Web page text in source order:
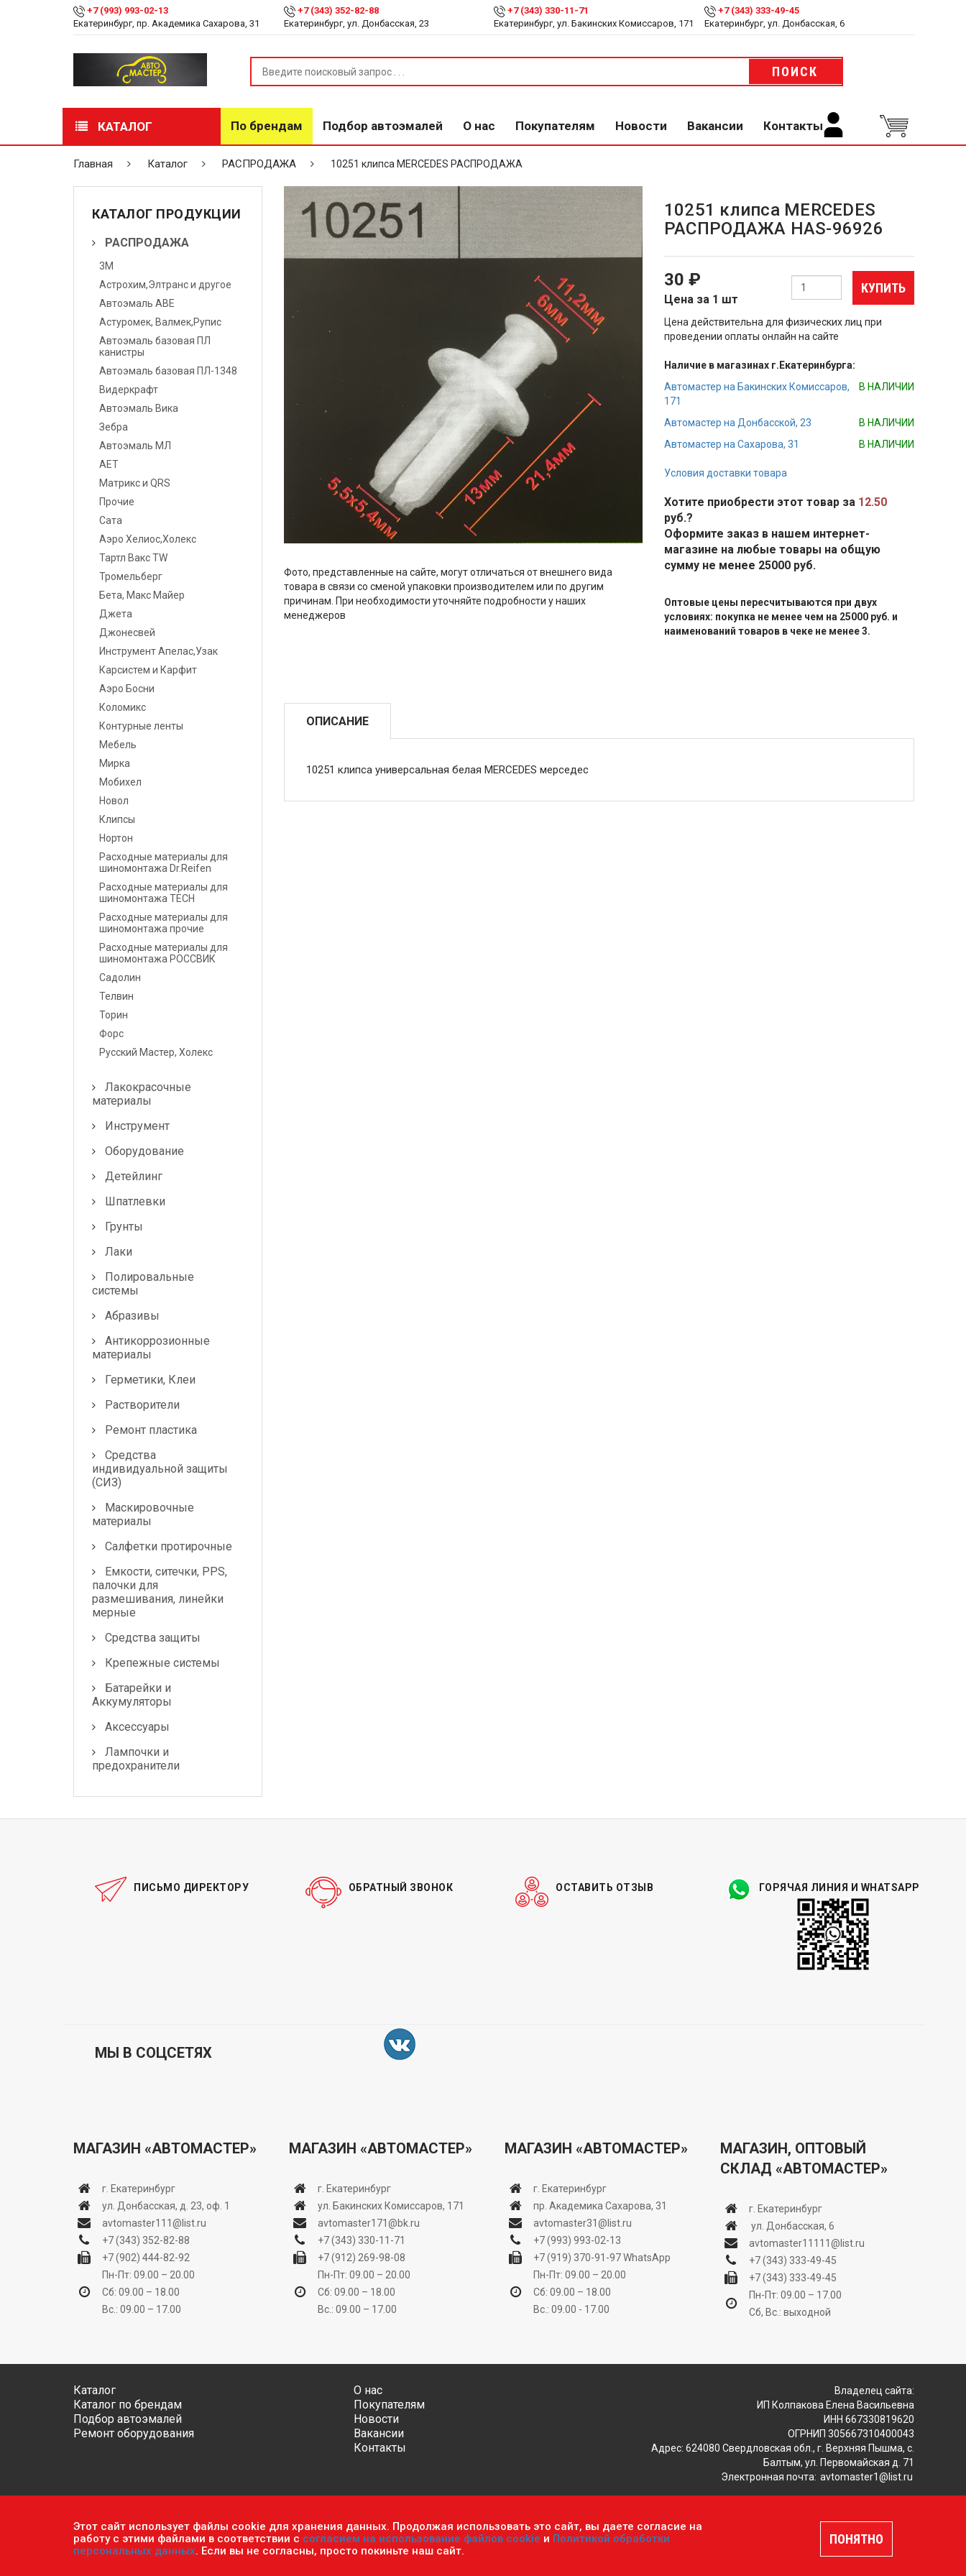
+7 (993) 993-02-13
Екатеринбург, пр. Академика Сахарова, 31
+7 (343) 352-82-88
Екатеринбург, ул. Донбасская, 23
+7 (343) 330-11-71
Екатеринбург, ул. Бакинских Комиссаров, 171
+7 (343) 333-49-45
Екатеринбург, ул. Донбасская, 6
ПОИСК
КАТАЛОГ По брендам Подбор автоэмалей О нас Покупателям Новости Вакансии Контакты
РАСПРОДАЖА
Лакокрасочные
материалы
Инструмент
Оборудование
Полировальные системы
Антикоррозионные
Герметики, Клеи
Растворители
Ремонт пластика
Средства индивидуальной
защиты (СИЗ)
Маскировочные
Салфетки протирочные
Емкости, ситечки, PPS,
палочки для
размешивания, линейки
Средства защиты
Крепежные системы
Батарейки и
Аккумуляторы
Аксессуары
Лампочки и
предохранители
Главная Каталог РАСПРОДАЖА 10251 клипса MERCEDES РАСПРОДАЖА
КАТАЛОГ ПРОДУКЦИИ
РАСПРОДАЖА
3М
Астрохим,Элтранс и другое
Автоэмаль АВЕ
Астуромек, Валмек,Рупис
Автоэмаль базовая ПЛ
канистры
Автоэмаль базовая ПЛ-1348
Видеркрафт
Автоэмаль Вика
Зебра
Автоэмаль МЛ
АЕТ
Матрикс и QRS
Прочие
Сата
Аэро Хелиос,Холекс
Тартл Вакс TW
Тромельберг
Бета, Макс Майер
Джета
Джонесвей
Инструмент Апелас,Узак
Карсистем и Карфит
Аэро Босни
Коломикс
Контурные ленты
Мебель
Мирка
Мобихел
Новол
Клипсы
Нортон
Расходные материалы для
шиномонтажа Dr.Reifen
Расходные материалы для
шиномонтажа TECH
Расходные материалы для
шиномонтажа прочие
Расходные материалы для
шиномонтажа РОССВИК
Садолин
Телвин
Торин
Форс
Русский Мастер, Холекс
Лакокрасочные
материалы
Инструмент
Оборудование
Детейлинг
Шпатлевки
Грунты
Лаки
Полировальные
системы
Абразивы
Антикоррозионные
материалы
Герметики, Клеи
Растворители
Ремонт пластика
Средства
индивидуальной защиты
(СИЗ)
Маскировочные
материалы
Салфетки протирочные
Емкости, ситечки, PPS,
палочки для
размешивания, линейки
мерные
Средства защиты
Крепежные системы
Батарейки и
Аккумуляторы
Аксессуары
Лампочки и
предохранители
Фото, представленные на сайте, могут отличаться от внешнего вида
товара в связи со сменой упаковки производителем или по другим
причинам. При необходимости уточняйте подробности у наших
менеджеров
10251 клипса MERCEDES
РАСПРОДАЖА HAS-96926
30 ₽
Цена за 1 шт
КУПИТЬ
Цена действительна для физических лиц при
проведении оплаты онлайн на сайте
Наличие в магазинах г.Екатеринбурга:
Автомастер на Бакинских Комиссаров,
171
В НАЛИЧИИ
Автомастер на Донбасской, 23
В НАЛИЧИИ
Автомастер на Сахарова, 31
В НАЛИЧИИ
Условия доставки товара
Хотите приобрести этот товар за 12.50
руб.?
Оформите заказ в нашем интернет-
магазине на любые товары на общую
сумму не менее 25000 руб.
Оптовые цены пересчитываются при двух
условиях: покупка не менее чем на 25000 руб. и
наименований товаров в чеке не менее 3.
ОПИСАНИЕ
10251 клипса универсальная белая MERCEDES мерседес
ПИСЬМО ДИРЕКТОРУ ОБРАТНЫЙ ЗВОНОК ОСТАВИТЬ ОТЗЫВ ГОРЯЧАЯ ЛИНИЯ И WHATSAPP
МЫ В СОЦСЕТЯХ
МАГАЗИН «АВТОМАСТЕР»
г. Екатеринбург
ул. Донбасская, д. 23, оф. 1
avtomaster111@list.ru
+7 (343) 352-82-88
+7 (902) 444-82-92
Пн-Пт: 09.00 – 20.00
Сб: 09.00 – 18.00
Вс.: 09.00 – 17.00
МАГАЗИН «АВТОМАСТЕР»
г. Екатеринбург
ул. Бакинских Комиссаров, 171
avtomaster171@bk.ru
+7 (343) 330-11-71
+7 (912) 269-98-08
Пн-Пт: 09.00 – 20.00
Сб: 09.00 – 18.00
Вс.: 09.00 – 17.00
МАГАЗИН «АВТОМАСТЕР»
г. Екатеринбург
пр. Академика Сахарова, 31
avtomaster31@list.ru
+7 (993) 993-02-13
+7 (919) 370-91-97WhatsApp
Пн-Пт: 09.00 – 20.00
Сб: 09.00 – 18.00
Вс.: 09.00 - 17.00
МАГАЗИН, ОПТОВЫЙ
СКЛАД «АВТОМАСТЕР»
г. Екатеринбург
ул. Донбасская, 6
avtomaster11111@list.ru
+7 (343) 333-49-45
+7 (343) 333-49-45
Пн-Пт: 09.00 – 17.00
Сб, Вс.: выходной
Каталог
Каталог по брендам
Подбор автоэмалей
Ремонт оборудования
О нас
Покупателям
Новости
Вакансии
Контакты
Владелец сайта:
ИП Колпакова Елена Васильевна
ИНН 667330819620
ОГРНИП 305667310400043
Адрес: 624080 Свердловская обл., г. Верхняя Пышма, с.
Балтым, ул. Первомайская д. 71
Электронная почта: avtomaster1@list.ru
Обратите внимание, что данный сайт носит исключительно информационный характер и ни при каких условиях не является публичной офертой, определяемой положениями
ч.2 ст. 437 Гражданского кодекса РФ.Политика конфиденциальности персональных данных Пользовательское соглашение
Этот сайт использует файлы cookie для хранения данных. Продолжая использовать это сайт, вы даете согласие на
работу с этими файлами в соответствии с согласием на использование файлов cookie и Политикой обработки
персональных данных. Если вы не согласны, просто покиньте наш сайт.
ПОНЯТНО